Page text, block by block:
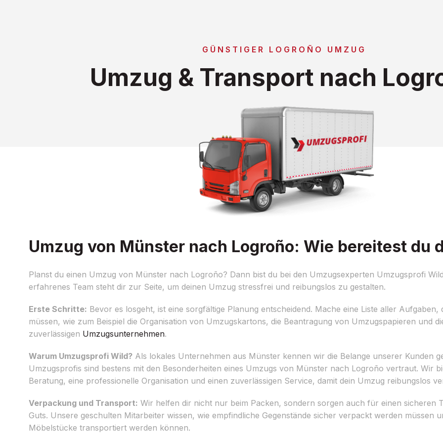
GÜNSTIGER LOGROÑO UMZUG
Umzug & Transport nach
Umzug von Münster nach Logroño: Wie bereitest du
Planst du einen Umzug von Münster nach Logroño? Dann bist du bei den Umzugsexperten Umzugsprofi
erfahrenes Team steht dir zur Seite, um deinen Umzug stressfrei und reibungslos zu gestalten.
Erste Schritte: Bevor es losgeht, ist eine sorgfältige Planung entscheidend. Mache eine Liste aller Aufgaben,
müssen, wie zum Beispiel die Organisation von Umzugskartons, die Beantragung von Umzugspapieren und
zuverlässigen Umzugsunternehmen.
Warum Umzugsprofi Wild? Als lokales Unternehmen aus Münster kennen wir die Belange unserer Kunden
Umzugsprofis sind bestens mit den Besonderheiten eines Umzugs von Münster nach Logroño vertraut. Wir
Beratung, eine professionelle Organisation und einen zuverlässigen Service, damit dein Umzug reibungslos
Verpackung und Transport: Wir helfen dir nicht nur beim Packen, sondern sorgen auch für einen sicheren
Guts. Unsere geschulten Mitarbeiter wissen, wie empfindliche Gegenstände sicher verpackt werden müssen
Möbelstücke transportiert werden können.